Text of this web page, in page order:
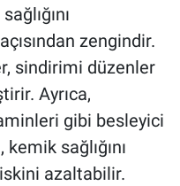
zengindir.
sindirimi düzenler
Ayrıca,
gibi besleyici
sağlığını
azaltabilir.